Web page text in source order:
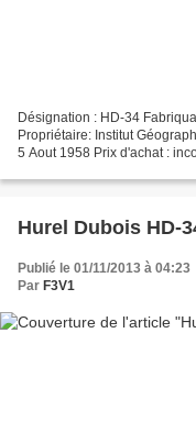
Désignation : HD-34
Propriétaire: Institut
5 Aout 1958 Prix d'achat :
Hurel Dubois HD-
Publié le 01/11/2013 à 04:23
Par F3V1